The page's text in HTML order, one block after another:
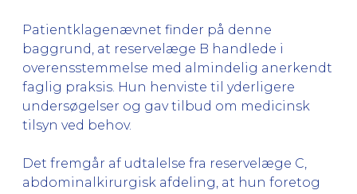
Patientklagenævnet finder på denne
baggrund, at reservelæge B handlede i
overensstemmelse med almindelig anerkendt
faglig praksis. Hun henviste til yderligere
undersøgelser og gav tilbud om medicinsk
tilsyn ved behov.
Det fremgår af udtalelse fra reservelæge C,
abdominalkirurgisk afdeling, at hun foretog